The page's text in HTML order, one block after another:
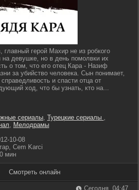
главный герой Махир не из робкого
девушке, но в день помолвки их
о том, что его отец Кара - Назиф
за убийство человека. Сын понимает,
и спасти отца от
ход, что бы узнать, кто на...
сериалы, Турецкие сериалы ,
, Мелодрамы
10-08
Cem Karci
мин
Смотреть онлайн
Сегодня, 04:47